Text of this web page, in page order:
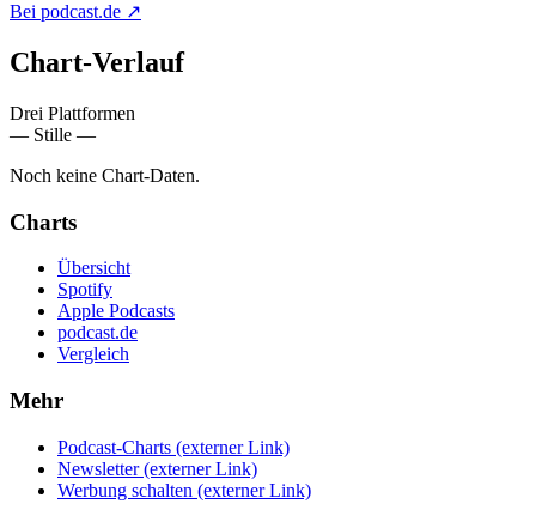
Bei podcast.de ↗
Chart-Verlauf
Drei Plattformen
— Stille —
Noch keine Chart-Daten.
Charts
Übersicht
Spotify
Apple Podcasts
podcast.de
Vergleich
Mehr
Podcast-Charts (externer Link)
Newsletter (externer Link)
Werbung schalten (externer Link)